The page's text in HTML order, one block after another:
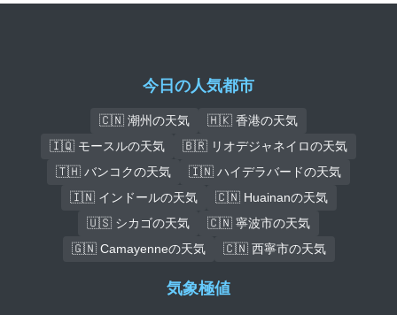
今日の人気都市
🇨🇳 潮州の天気
🇭🇰 香港の天気
🇮🇶 モースルの天気
🇧🇷 リオデジャネイロの天気
🇹🇭 バンコクの天気
🇮🇳 ハイデラバードの天気
🇮🇳 インドールの天気
🇨🇳 Huainanの天気
🇺🇸 シカゴの天気
🇨🇳 寧波市の天気
🇬🇳 Camayenneの天気
🇨🇳 西寧市の天気
気象極値